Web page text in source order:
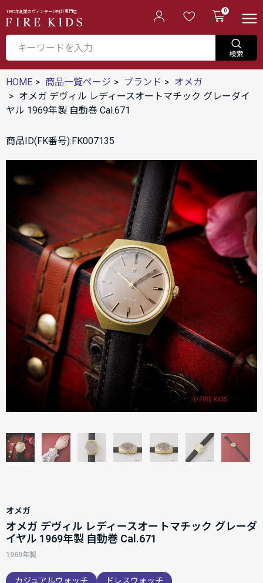
1995年創業のヴィンテージ時計専門店 0
HOME 商品一覧ページ ブランド
オメガ
オメガ デヴィル レディースオートマチック グレーダイ
ヤル 1969年製 自動巻 Cal.671
商品ID(FK番号):FK007135
オメガ
オメガ デヴィル レディースオートマチック グレーダ
イヤル 1969年製 自動巻 Cal.671
1969年製
カジュアルウォッチ ドレスウォッチ